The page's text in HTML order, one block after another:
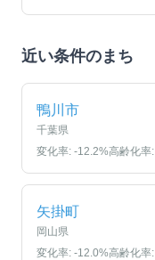
近い条件のまち
鴨川市
千葉県
変化率: -12.2%高齢化率:
矢掛町
岡山県
変化率: -12.0%高齢化率: